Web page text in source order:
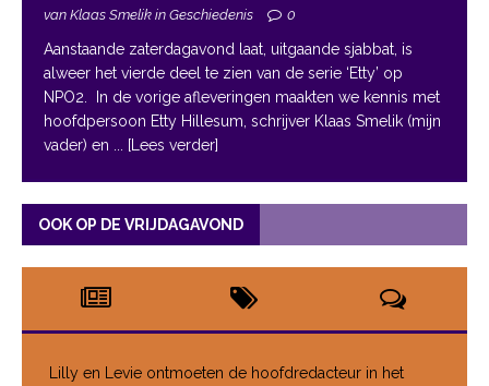
van Klaas Smelik in Geschiedenis 0
Aanstaande zaterdagavond laat, uitgaande sjabbat, is
alweer het vierde deel te zien van de serie ‘Etty’ op
NPO2. In de vorige afleveringen maakten we kennis met
hoofdpersoon Etty Hillesum, schrijver Klaas Smelik (mijn
vader) en
... [Lees verder]
OOK OP DE VRIJDAGAVOND
Lilly en Levie ontmoeten de hoofdredacteur in het